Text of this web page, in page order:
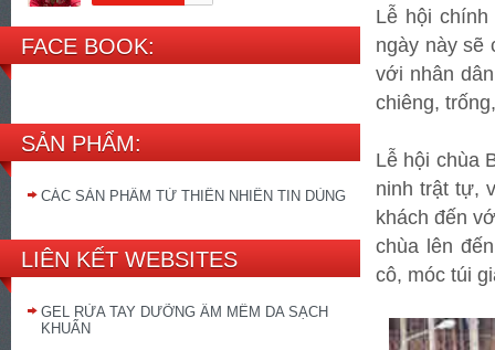
FACE BOOK:
SẢN PHẨM:
CÁC SẢN PHẨM TỪ THIÊN NHIÊN TIN DÙNG
LIÊN KẾT WEBSITES
GEL RỬA TAY DƯỠNG ẨM MỀM DA SẠCH
KHUẨN
Lễ hội
ngày này sẽ
với nhân
chiêng,
Lễ hội chùa
ninh trật tự,
khách đến
chùa lên
cô, móc túi